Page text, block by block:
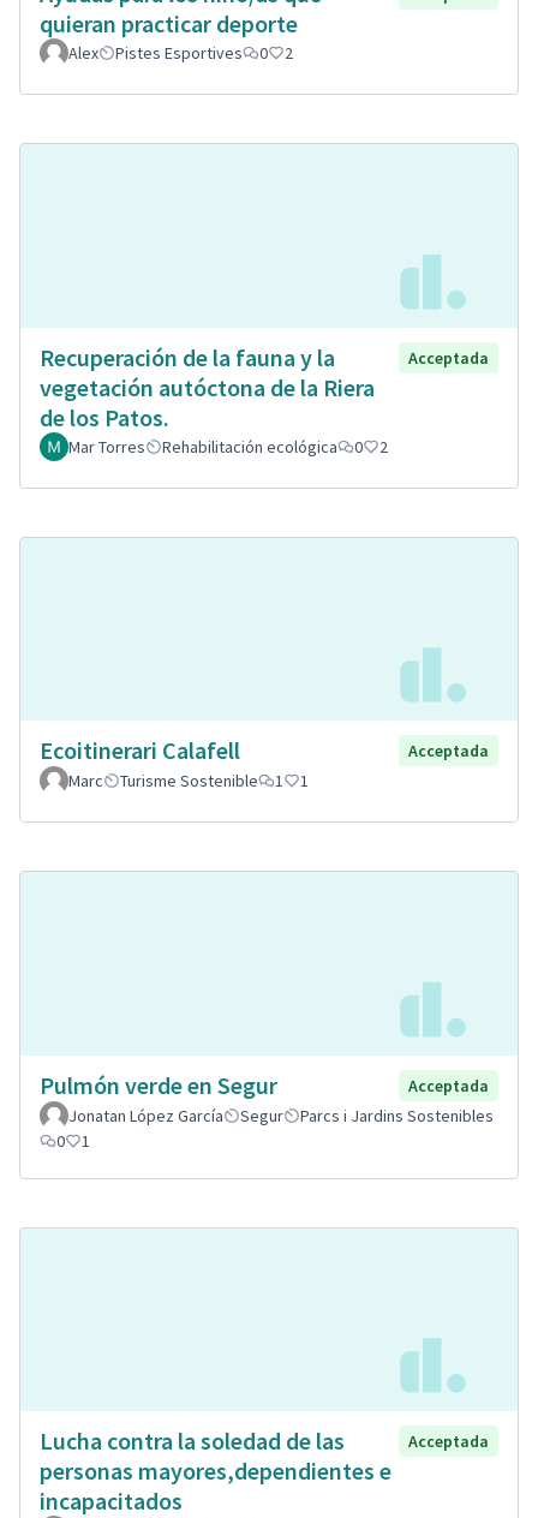
quieran practicar deporte
Alex Pistes Esportives 0 2
Recuperación de la fauna y la
vegetación autóctona de la Riera
de los Patos.
Acceptada
Mar Torres Rehabilitación ecológica 0 2
Ecoitinerari Calafell
Acceptada
Marc
Turisme Sostenible 1 1
Pulmón verde en Segur
Acceptada
Jonatan López García
Segur
Parcs i Jardins Sostenibles
0
1
Lucha contra la soledad de las
personas mayores,dependientes e
incapacitados
Acceptada